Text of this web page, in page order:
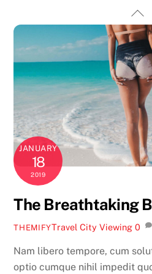
JANUARY
18
2019
The Breathtaking
THEMIFYTravel City Viewing 0
Nam libero tempore, cum
optio cumque nihil impedit
To